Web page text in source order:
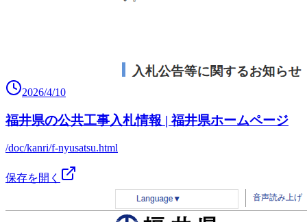
2026/4/10
福井県の公共工事入札情報 | 福井県ホームページ
/doc/kanri/f-nyusatsu.html
保存を開く